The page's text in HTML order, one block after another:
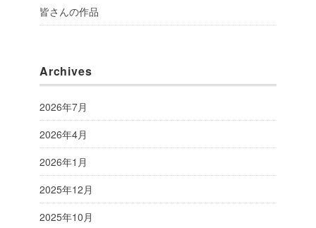
皆さんの作品
Archives
2026年7月
2026年4月
2026年1月
2025年12月
2025年10月